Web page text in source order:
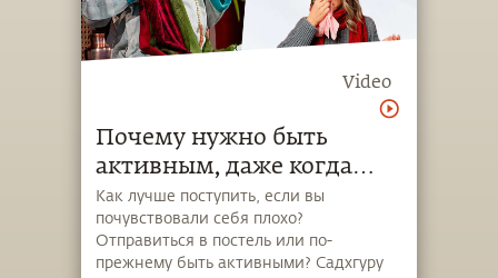
Video
Почему нужно быть
активным, даже когда
вам плохо?
Как лучше поступить, если вы
почувствовали себя плохо?
Отправиться в постель или по-
прежнему быть активными? Садхгуру